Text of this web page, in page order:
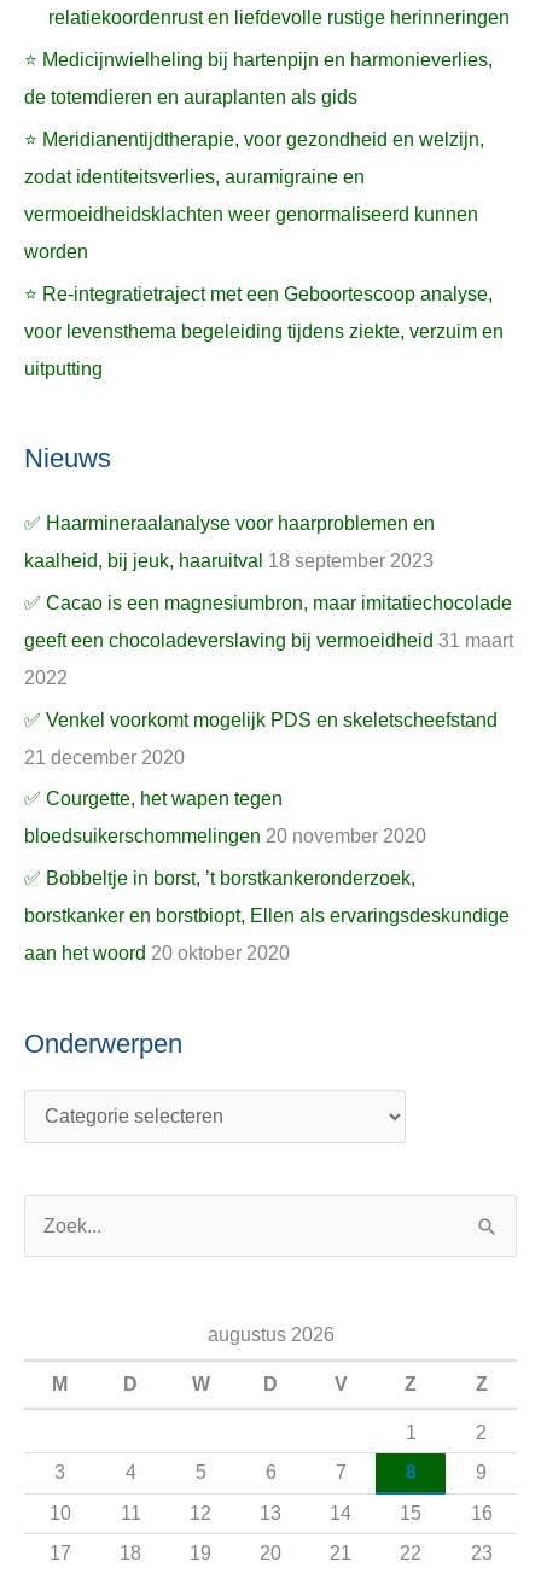
relatiekoordenrust en liefdevolle rustige herinneringen
⭐ Medicijnwielheling bij hartenpijn en harmonieverlies,
de totemdieren en auraplanten als gids
⭐ Meridianentijdtherapie, voor gezondheid en welzijn,
zodat identiteitsverlies, auramigraine en
vermoeidheidsklachten weer genormaliseerd kunnen
worden
⭐ Re-integratietraject met een Geboortescoop analyse,
voor levensthema begeleiding tijdens ziekte, verzuim en
uitputting
Nieuws
✅ Haarmineraalanalyse voor haarproblemen en
kaalheid, bij jeuk, haaruitval 18 september 2023
✅ Cacao is een magnesiumbron, maar imitatiechocolade
geeft een chocoladeverslaving bij vermoeidheid 31 maart
2022
✅ Venkel voorkomt mogelijk PDS en skeletscheefstand
21 december 2020
✅ Courgette, het wapen tegen
bloedsuikerschommelingen 20 november 2020
✅ Bobbeltje in borst, ’t borstkankeronderzoek,
borstkanker en borstbiopt, Ellen als ervaringsdeskundige
aan het woord 20 oktober 2020
Onderwerpen
a
r
:
augustus 2026
M D W D V Z Z
1
2
3
4 5 6 7 8
9
10
11 12 13 14 15
16
17
18 19 20 21 22 23